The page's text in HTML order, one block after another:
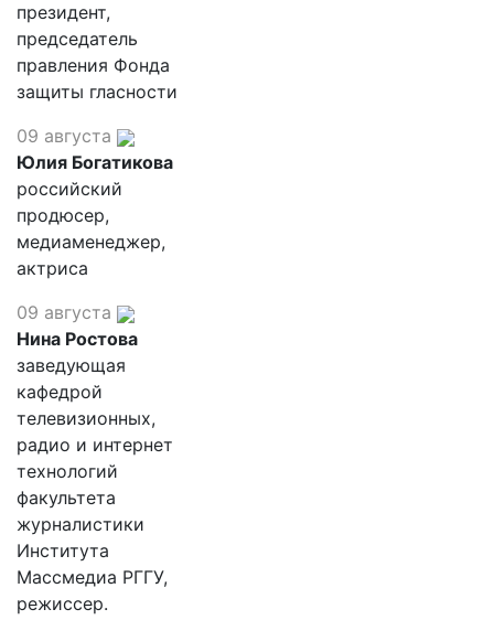
президент,
председатель
правления Фонда
защиты гласности
09 августа
Юлия Богатикова
российский
продюсер,
медиаменеджер,
актриса
09 августа
Нина Ростова
заведующая
кафедрой
телевизионных,
радио и интернет
технологий
факультета
журналистики
Института
Массмедиа РГГУ,
режиссер.